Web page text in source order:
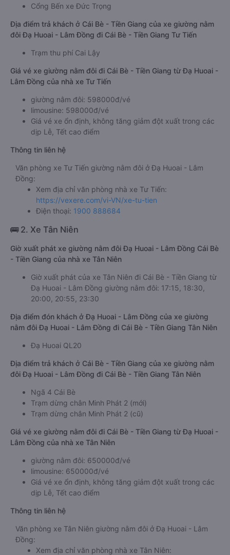
Cổng Bến xe Đức Trọng
Địa điểm trả khách ở Cái Bè - Tiền Giang của xe giường nằm
đôi Đạ Huoai - Lâm Đồng đi Cái Bè - Tiền Giang Tư Tiến
Trạm thu phí Cai Lậy
Giá vé xe giường nằm đôi đi Cái Bè - Tiền Giang từ Đạ Huoai -
Lâm Đồng của nhà xe Tư Tiến
giường nằm đôi: 598000đ/vé
limousine: 598000đ/vé
Giá vé xe ổn định, không tăng giảm đột xuất trong các
dịp Lễ, Tết cao điểm
Thông tin liên hệ
Văn phòng xe Tư Tiến giường nằm đôi ở Đạ Huoai - Lâm
Đồng:
Xem địa chỉ văn phòng nhà xe Tư Tiến:
https://vexere.com/vi-VN/xe-tu-tien
Điện thoại: 1900 888684
🚌 2. Xe Tân Niên
Giờ xuất phát xe giường nằm đôi Đạ Huoai - Lâm Đồng Cái Bè
- Tiền Giang của nhà xe Tân Niên
Giờ xuất phát của xe Tân Niên đi Cái Bè - Tiền Giang từ
Đạ Huoai - Lâm Đồng giường nằm đôi: 17:15, 18:30,
20:00, 20:55, 23:30
Địa điểm đón khách ở Đạ Huoai - Lâm Đồng của xe giường
nằm đôi Đạ Huoai - Lâm Đồng đi Cái Bè - Tiền Giang Tân Niên
Đạ Huoai QL20
Địa điểm trả khách ở Cái Bè - Tiền Giang của xe giường nằm
đôi Đạ Huoai - Lâm Đồng đi Cái Bè - Tiền Giang Tân Niên
Ngã 4 Cái Bè
Trạm dừng chân Minh Phát 2 (mới)
Trạm dừng chân Minh Phát 2 (cũ)
Giá vé xe giường nằm đôi đi Cái Bè - Tiền Giang từ Đạ Huoai -
Lâm Đồng của nhà xe Tân Niên
giường nằm đôi: 650000đ/vé
limousine: 650000đ/vé
Giá vé xe ổn định, không tăng giảm đột xuất trong các
dịp Lễ, Tết cao điểm
Thông tin liên hệ
Văn phòng xe Tân Niên giường nằm đôi ở Đạ Huoai - Lâm
Đồng:
Xem địa chỉ văn phòng nhà xe Tân Niên: